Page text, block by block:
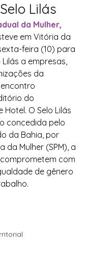
Lilás
da Mulher,
em Vitória da
feira (10) para
a empresas,
da
do
O Selo Lilás
concedida pelo
da Bahia, por
da Mulher (SPM), a
com
de gênero